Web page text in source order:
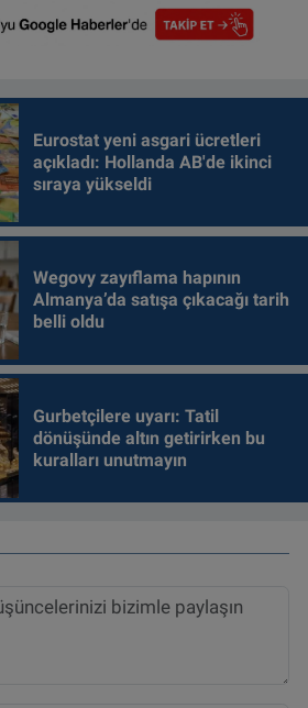
Eurostat yeni asgari ücretleri
açıkladı: Hollanda AB'de ikinci
sıraya yükseldi
Wegovy zayıflama hapının
Almanya’da satışa çıkacağı tarih
belli oldu
Gurbetçilere uyarı: Tatil
dönüşünde altın getirirken bu
kuralları unutmayın